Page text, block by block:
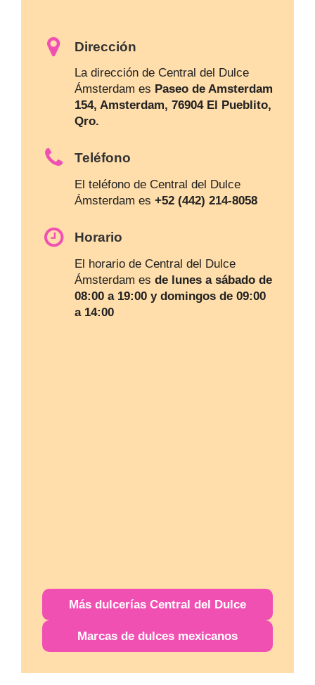
Dirección
La dirección de Central del Dulce
Ámsterdam es Paseo de Amsterdam
154, Amsterdam, 76904 El Pueblito,
Qro.
Teléfono
El teléfono de Central del Dulce
Ámsterdam es +52 (442) 214-8058
Horario
El horario de Central del Dulce
Ámsterdam es de lunes a sábado de
08:00 a 19:00 y domingos de 09:00
a 14:00
Más dulcerías Central del Dulce
Marcas de dulces mexicanos